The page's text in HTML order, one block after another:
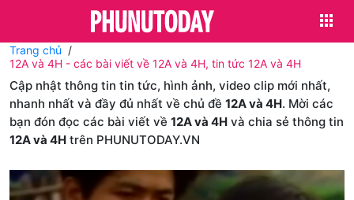
Trang chủ
12A và 4H - các bài viết về 12A và 4H, tin tức 12A và 4H
Cập nhật thông tin tin tức, hình ảnh, video clip mới nhất,
nhanh nhất và đầy đủ nhất về chủ đề 12A và 4H. Mời các
bạn đón đọc các bài viết về 12A và 4H và chia sẻ thông tin
12A và 4H trên PHUNUTODAY.VN